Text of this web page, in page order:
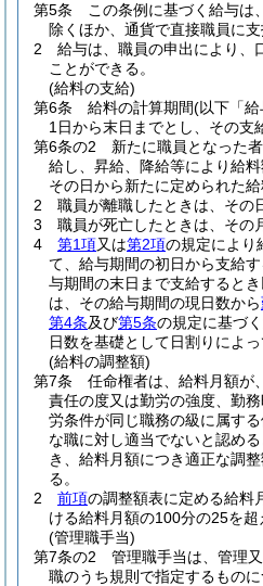
第5条
この条例に基づく給与は
除くほか、通貨で直接職員に支
2
給与は、職員の申出により、
ことができる。
(給料の支給)
第6条
給料の計算期間(以下「
1日から末日までとし、その支
第6条の2
新たに職員となった
給し、昇給、降給等により給
その日から新たに定められた給
2
職員が離職したときは、その
3
職員が死亡したときは、その
4
第1項又は第2項の規定により
て、給与期間の初日から支給
与期間の末日まで支給すると
は、その給与期間の現日数から
第4条及び第5条の規定に基づ
日数を基礎として日割りによっ
(給料の調整額)
第7条
任命権者は、給料月額が
責任の度又は勤労の強度、勤
労条件が同じ職務の級に属す
な職に対し適当でないと認め
き、給料月額につき適正な調
る。
2
前項の調整額表に定める給料
ける給料月額の100分の25を超
(管理職手当)
第7条の2
管理職手当は、管理
職のうち規則で指定するもの